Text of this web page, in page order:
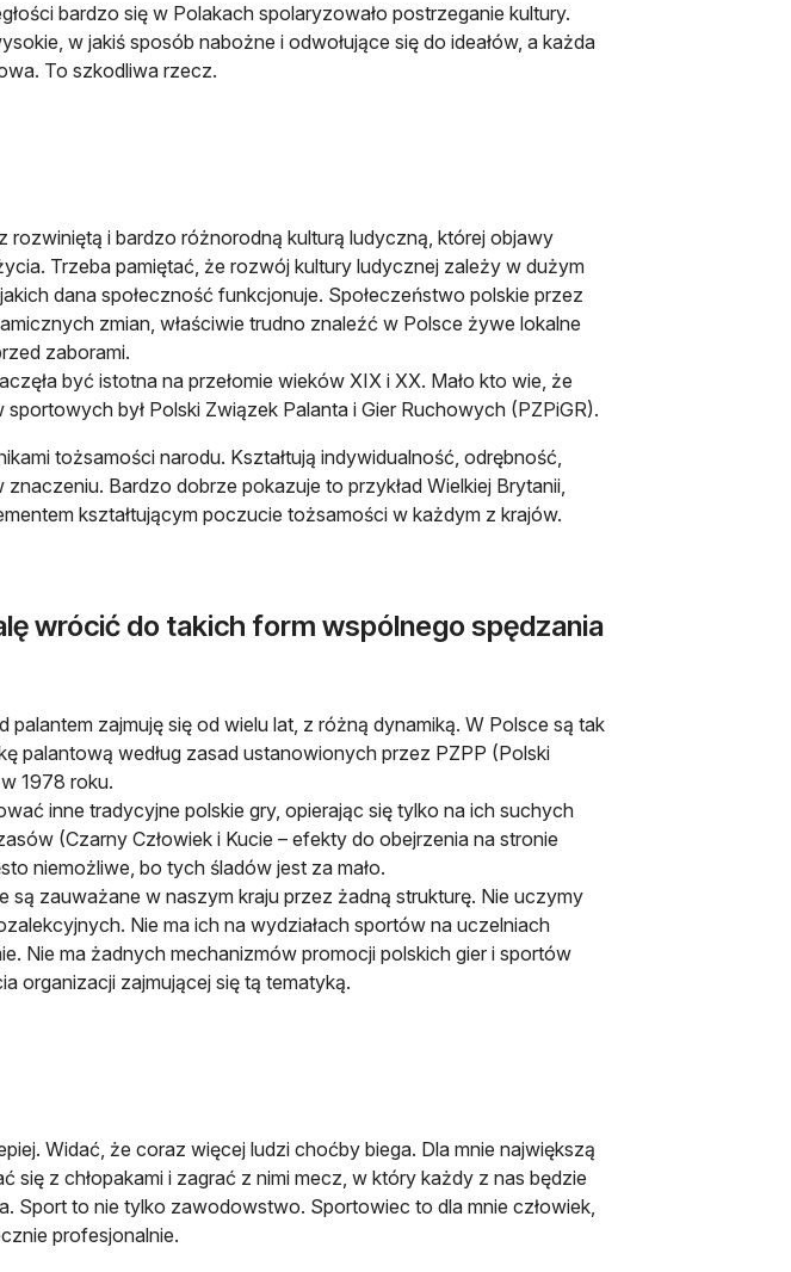
bardzo się w Polakach spolaryzowało postrzeganie kultury.
w jakiś sposób nabożne i odwołujące się do ideałów, a każda
To szkodliwa rzecz.
rozwiniętą i bardzo różnorodną kulturą ludyczną, której objawy
Trzeba pamiętać, że rozwój kultury ludycznej zależy w dużym
dana społeczność funkcjonuje. Społeczeństwo polskie przez
zmian, właściwie trudno znaleźć w Polsce żywe lokalne
zaborami.
być istotna na przełomie wieków XIX i XX. Mało kto wie, że
był Polski Związek Palanta i Gier Ruchowych (PZPiGR).
tożsamości narodu. Kształtują indywidualność, odrębność,
Bardzo dobrze pokazuje to przykład Wielkiej Brytanii,
kształtującym poczucie tożsamości w każdym z krajów.
wrócić do takich form wspólnego spędzania
palantem zajmuję się od wielu lat, z różną dynamiką. W Polsce są tak
palantową według zasad ustanowionych przez PZPP (Polski
1978 roku.
inne tradycyjne polskie gry, opierając się tylko na ich suchych
(Czarny Człowiek i Kucie – efekty do obejrzenia na stronie
niemożliwe, bo tych śladów jest za mało.
są zauważane w naszym kraju przez żadną strukturę. Nie uczymy
Nie ma ich na wydziałach sportów na uczelniach
Nie ma żadnych mechanizmów promocji polskich gier i sportów
organizacji zajmującej się tą tematyką.
Widać, że coraz więcej ludzi choćby biega. Dla mnie największą
się z chłopakami i zagrać z nimi mecz, w który każdy z nas będzie
Sport to nie tylko zawodowstwo. Sportowiec to dla mnie człowiek,
profesjonalnie.